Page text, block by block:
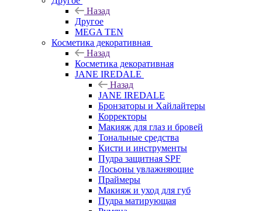
Назад
Другое
MEGA TEN
Косметика декоративная
Назад
Косметика декоративная
JANE IREDALE
Назад
JANE IREDALE
Бронзаторы и Хайлайтеры
Корректоры
Макияж для глаз и бровей
Тональные средства
Кисти и инструменты
Пудра защитная SPF
Лосьоны увлажняющие
Праймеры
Макияж и уход для губ
Пудра матирующая